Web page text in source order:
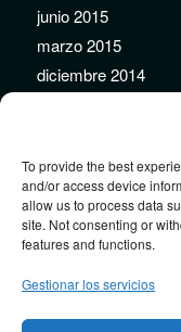
To provide the best
and/or access device
allow us to process data
site. Not consenting or
features and functions.
Gestionar los servicios
junio 2015
marzo 2015
diciembre 2014
agosto 2014
julio 2014
junio 2014
mayo 2014
febrero 2014